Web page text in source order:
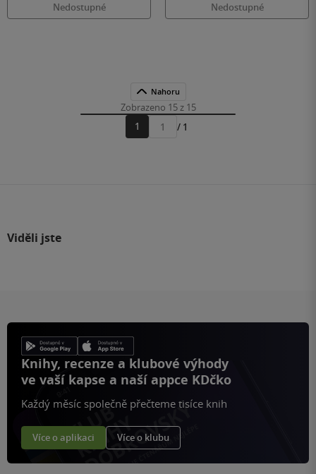
Nedostupné Nedostupné
Nahoru
Zobrazeno 15 z 15
1
Přejít
/ 1
Viděli jste
Knihy, recenze a klubové výhody
ve vaší kapse a naší appce KDčko
Každý měsíc společně přečteme tisíce knih
Více o aplikaci Více o klubu